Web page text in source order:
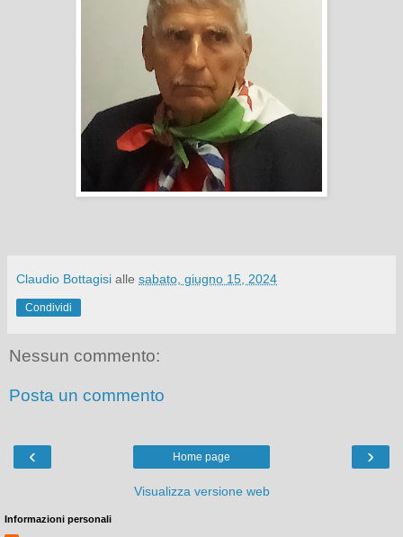
Claudio Bottagisi alle sabato, giugno 15, 2024
Condividi
Nessun commento:
Posta un commento
‹ ›
Home page
Visualizza versione web
Informazioni personali